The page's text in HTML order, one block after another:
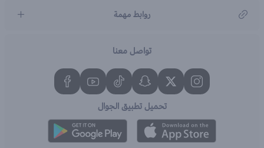
روابط مهمة
تواصل معنا
تحميل تطبيق الجوال